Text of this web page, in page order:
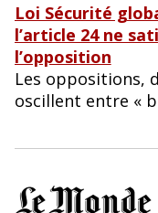
Loi Sécurité
l’article 24 ne
l’opposition
Les oppositions,
oscillent entre «